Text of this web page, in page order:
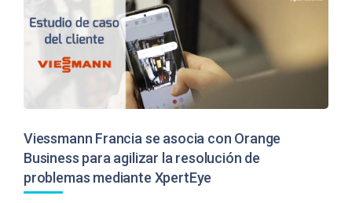
Viessmann Francia se asocia con Orange
Business para agilizar la resolución de
problemas mediante XpertEye